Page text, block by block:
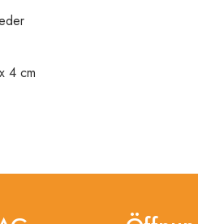
4 cm